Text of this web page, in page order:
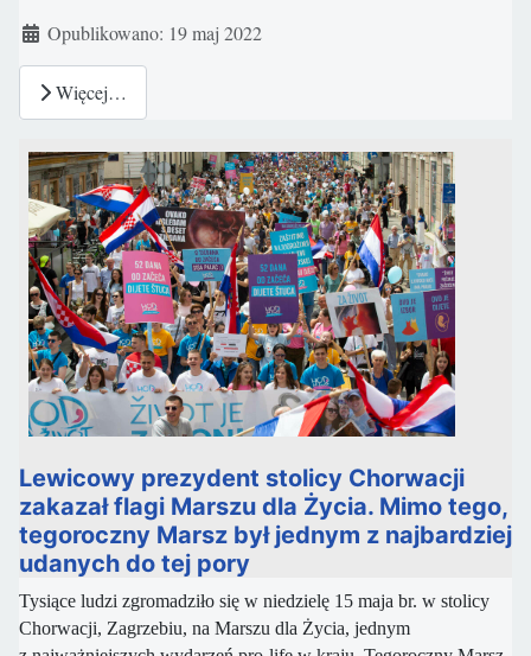
Szczegóły
Opublikowano: 19 maj 2022
Więcej…
Lewicowy prezydent stolicy Chorwacji
zakazał flagi Marszu dla Życia. Mimo tego,
tegoroczny Marsz był jednym z najbardziej
udanych do tej pory
Tysiące ludzi zgromadziło się w niedzielę 15 maja br. w stolicy
Chorwacji, Zagrzebiu, na Marszu dla Życia, jednym